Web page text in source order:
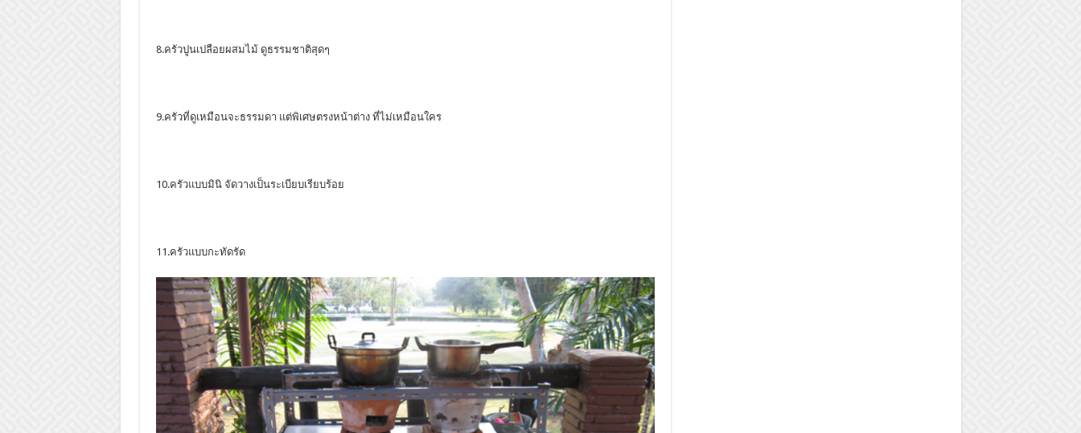
8.ครัวปูนเปลือยผสมไม้ ดูธรรมชาติสุดๆ
9.ครัวที่ดูเหมือนจะธรรมดา แต่พิเศษตรงหน้าต่าง ที่ไม่เหมือนใคร
10.ครัวแบบมินิ จัดวางเป็นระเบียบเรียบร้อย
11.ครัวแบบกะทัดรัด